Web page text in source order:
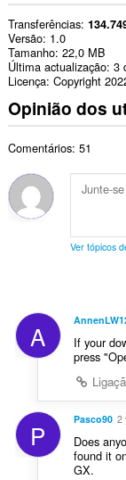
Transferências
Versão 1.0
Tamanho 22,0 MB
Última actualização 3
Licença Copyright
Opinião dos
Comentários: 51
Ver tópicos
A
If your
press
P Pasco90 2
Does
found it
GX.